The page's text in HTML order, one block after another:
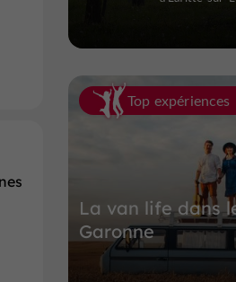
Top expériences
La van life dans
Garonne